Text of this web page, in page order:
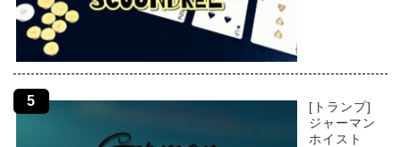
[トランプ]
ジャーマン
ホイスト